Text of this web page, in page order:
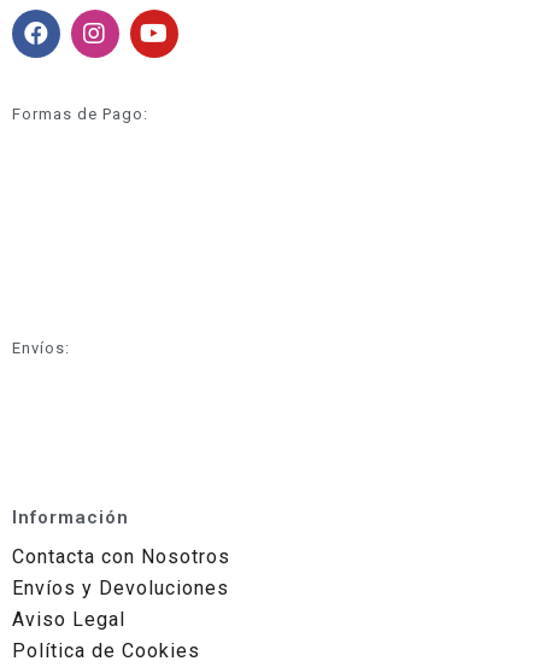
Formas de Pago:
Envíos:
Información
Contacta con Nosotros
Envíos y Devoluciones
Aviso Legal
Política de Cookies